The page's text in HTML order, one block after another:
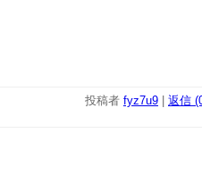
投稿者 fyz7u9 返信